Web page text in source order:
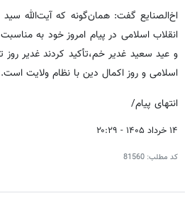
اخ‌الصنایع گفت: همان‌گونه که آیت‌الله
انقلاب اسلامی در پیام امروز خود به
و عید سعید غدیر خم،تأکید کردند غدیر
اسلامی و روز اکمال دین با نظام ولایت است.
انتهای پیام/
۱۴ خرداد ۱۴۰۵ - ۲۰:۲۹
کد مطلب: 81560